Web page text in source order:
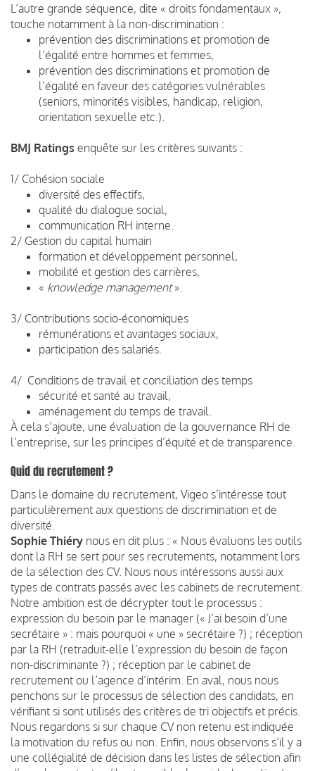
L’autre grande séquence, dite « droits fondamentaux »,
touche notamment à la non-discrimination :
prévention des discriminations et promotion de
l’égalité entre hommes et femmes,
prévention des discriminations et promotion de
l’égalité en faveur des catégories vulnérables
(seniors, minorités visibles, handicap, religion,
orientation sexuelle etc.).
BMJ Ratings enquête sur les critères suivants :
1/ Cohésion sociale
diversité des effectifs,
qualité du dialogue social,
communication RH interne.
2/ Gestion du capital humain
formation et développement personnel,
mobilité et gestion des carrières,
« knowledge management».
3/ Contributions socio-économiques
rémunérations et avantages sociaux,
participation des salariés.
4/ Conditions de travail et conciliation des temps
sécurité et santé au travail,
aménagement du temps de travail.
À cela s’ajoute, une évaluation de la gouvernance RH de
l’entreprise, sur les principes d’équité et de transparence.
Quid du recrutement ?
Dans le domaine du recrutement, Vigeo s’intéresse tout
particulièrement aux questions de discrimination et de
diversité.
Sophie Thiéry nous en dit plus : « Nous évaluons les outils
dont la RH se sert pour ses recrutements, notamment lors
de la sélection des CV. Nous nous intéressons aussi aux
types de contrats passés avec les cabinets de recrutement.
Notre ambition est de décrypter tout le processus :
expression du besoin par le manager (« J’ai besoin d’une
secrétaire » : mais pourquoi « une » secrétaire ?) ; réception
par la RH (retraduit-elle l’expression du besoin de façon
non-discriminante ?) ; réception par le cabinet de
recrutement ou l’agence d’intérim. En aval, nous nous
penchons sur le processus de sélection des candidats, en
vérifiant si sont utilisés des critères de tri objectifs et précis.
Nous regardons si sur chaque CV non retenu est indiquée
la motivation du refus ou non. Enfin, nous observons s’il y a
une collégialité de décision dans les listes de sélection afin